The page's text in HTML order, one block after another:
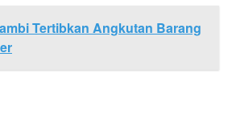
Tertibkan Angkutan Barang